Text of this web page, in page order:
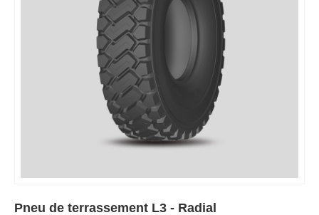
Pneu de terrassement L3 - Radial